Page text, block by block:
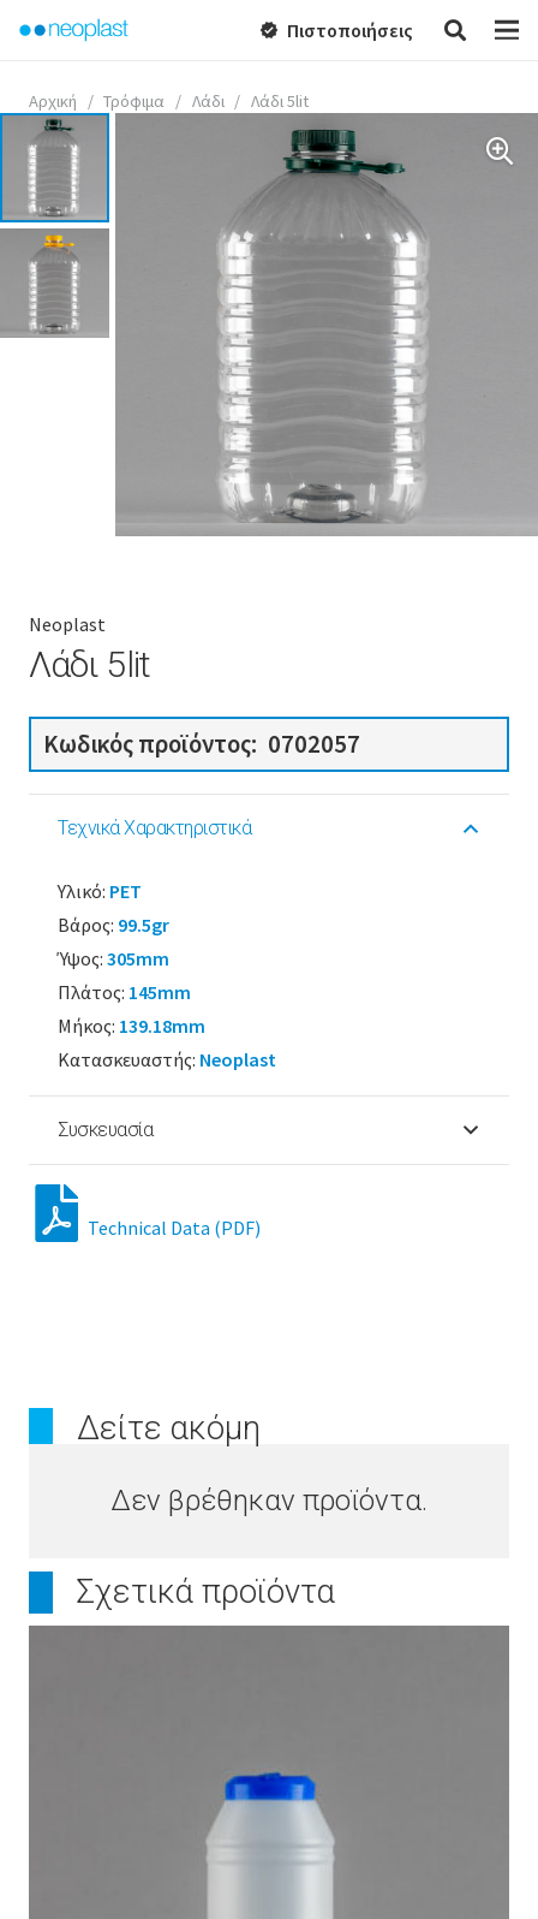
verified Πιστοποιήσεις
Αρχική / Τρόφιμα / Λάδι / Λάδι 5lit
Neoplast
Λάδι 5lit
Κωδικός προϊόντος: 0702057
Τεχνικά Χαρακτηριστικά
Υλικό: PET
Βάρος: 99.5gr
Ύψος: 305mm
Πλάτος: 145mm
Μήκος: 139.18mm
Κατασκευαστής: Neoplast
Συσκευασία
Technical Data (PDF)
Δείτε ακόμη
Δεν βρέθηκαν προϊόντα.
Σχετικά προϊόντα